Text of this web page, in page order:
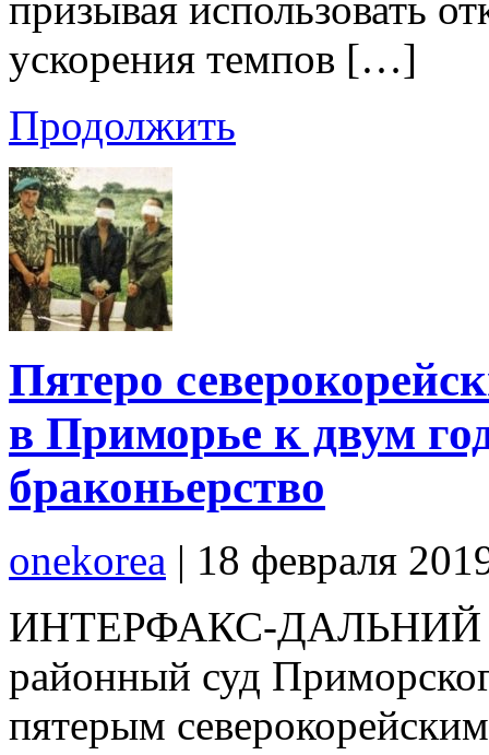
призывая использовать
ускорения темпов […]
Продолжить
Пятеро
в Приморье к двум
браконьерство
onekorea | 18 февраля
ИНТЕРФАКС-ДАЛЬНИЙ
районный суд
пятерым